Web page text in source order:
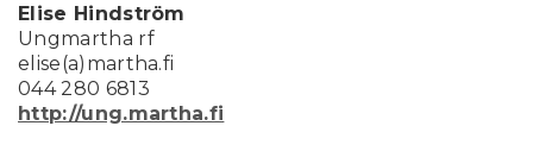
Elise Hindström
Ungmartha rf
elise(a)martha.fi
044 280 6813
http://ung.martha.fi